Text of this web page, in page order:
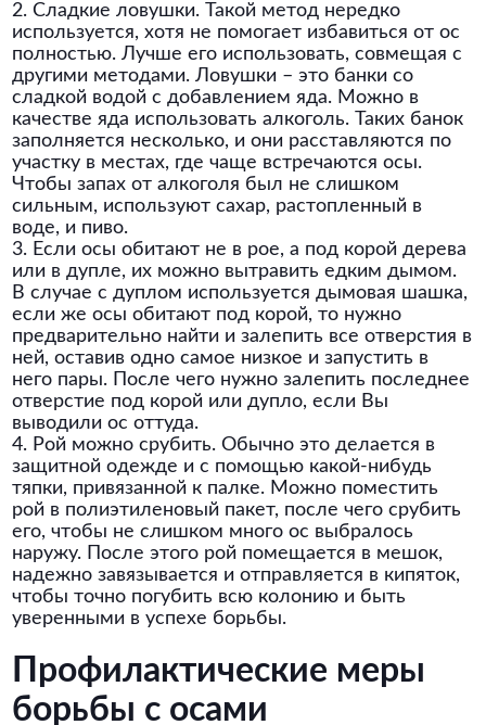
2. Сладкие ловушки. Такой метод нередко
используется, хотя не помогает избавиться от ос
полностью. Лучше его использовать, совмещая с
другими методами. Ловушки – это банки со
сладкой водой с добавлением яда. Можно в
качестве яда использовать алкоголь. Таких банок
заполняется несколько, и они расставляются по
участку в местах, где чаще встречаются осы.
Чтобы запах от алкоголя был не слишком
сильным, используют сахар, растопленный в
воде, и пиво.
3. Если осы обитают не в рое, а под корой дерева
или в дупле, их можно вытравить едким дымом.
В случае с дуплом используется дымовая шашка,
если же осы обитают под корой, то нужно
предварительно найти и залепить все отверстия в
ней, оставив одно самое низкое и запустить в
него пары. После чего нужно залепить последнее
отверстие под корой или дупло, если Вы
выводили ос оттуда.
4. Рой можно срубить. Обычно это делается в
защитной одежде и с помощью какой-нибудь
тяпки, привязанной к палке. Можно поместить
рой в полиэтиленовый пакет, после чего срубить
его, чтобы не слишком много ос выбралось
наружу. После этого рой помещается в мешок,
надежно завязывается и отправляется в кипяток,
чтобы точно погубить всю колонию и быть
уверенными в успехе борьбы.
Профилактические меры
борьбы с осами